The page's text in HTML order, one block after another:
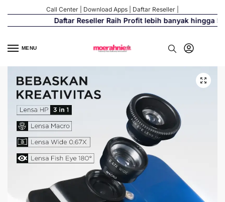
Call Center Download Apps Daftar Reseller
Daftar Reseller Raih Profit lebih banyak hingga
MENU